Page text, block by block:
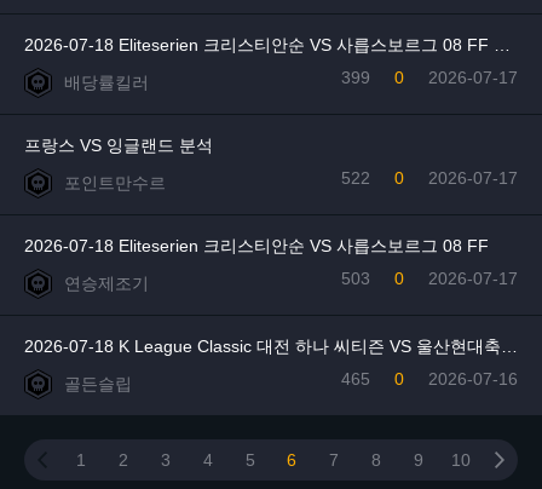
배당률킬러
2026-07-17
0
399
프랑스 VS 잉글랜드 분석
포인트만수르
2026-07-17
0
522
2026-07-18 Eliteserien 크리스티안순 VS 사릅스보르그 08 FF
연승제조기
2026-07-17
0
503
골든슬립
2026-07-16
0
465
1 2 3 4 5 6 7 8 9 10